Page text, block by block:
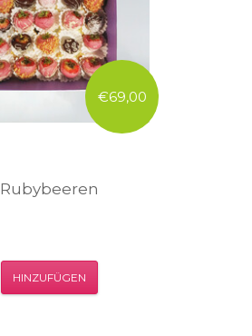
€69,00
Rubybeeren
HINZUFÜGEN